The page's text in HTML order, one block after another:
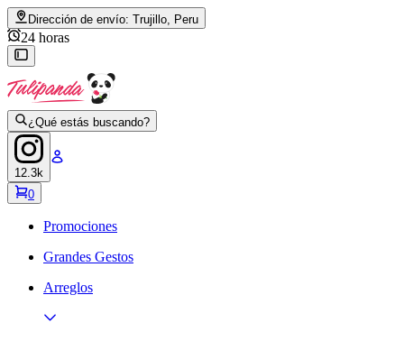
Dirección de envío: Trujillo, Peru
24 horas
¿Qué estás buscando?
12.3k
0
Promociones
Grandes Gestos
Arreglos